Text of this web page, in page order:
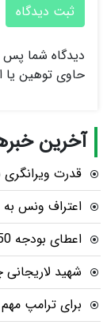
ثبت دیدگاه
دیدگاه شما پس
حاوی توهین یا
آخرین
قدرت
اعتراف ونس به
اعطای بودجه 150 میلیاردی به مجید واشقانی خبرساز شد
شهید
برای ترامپ